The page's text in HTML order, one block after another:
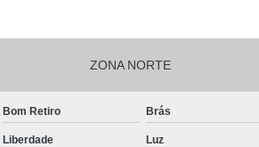
ZONA NORTE
Bom Retiro Brás
Liberdade Luz